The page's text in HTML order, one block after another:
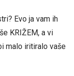
Evo ja vam ih
KRIŽEM, a vi
malo iritiralo vaše